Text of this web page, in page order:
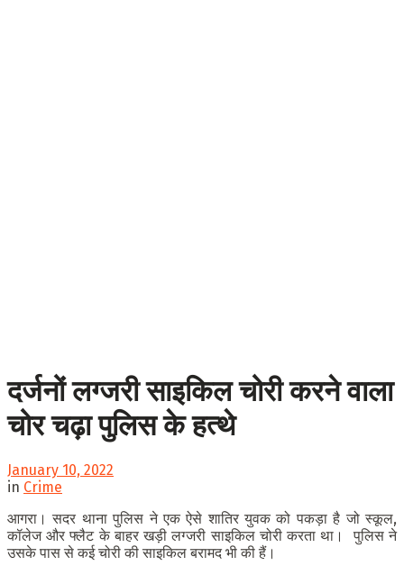
दर्जनों लग्जरी साइकिल चोरी करने वाला
चोर चढ़ा पुलिस के हत्थे
January 10, 2022
in Crime
आगरा। सदर थाना पुलिस ने एक ऐसे शातिर युवक को पकड़ा है जो स्कूल,
कॉलेज और फ्लैट के बाहर खड़ी लग्जरी साइकिल चोरी करता था। पुलिस ने
उसके पास से कई चोरी की साइकिल बरामद भी की हैं।